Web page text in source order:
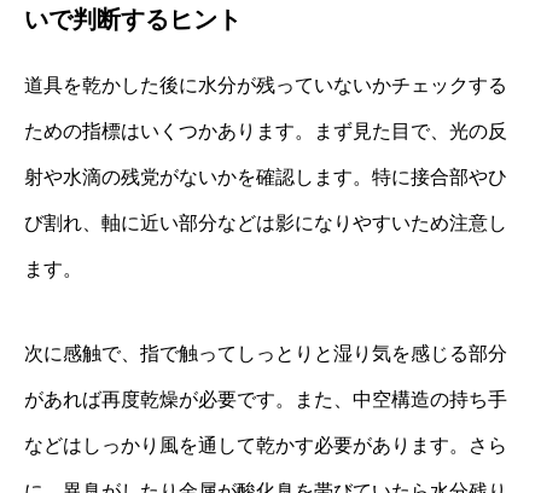
いで判断するヒント
道具を乾かした後に水分が残っていないかチェックする
ための指標はいくつかあります。まず見た目で、光の反
射や水滴の残党がないかを確認します。特に接合部やひ
び割れ、軸に近い部分などは影になりやすいため注意し
ます。
次に感触で、指で触ってしっとりと湿り気を感じる部分
があれば再度乾燥が必要です。また、中空構造の持ち手
などはしっかり風を通して乾かす必要があります。さら